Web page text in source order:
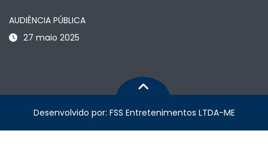
AUDIÊNCIA PÚBLICA
27 maio 2025
Desenvolvido por: FSS Entretenimentos LTDA-ME